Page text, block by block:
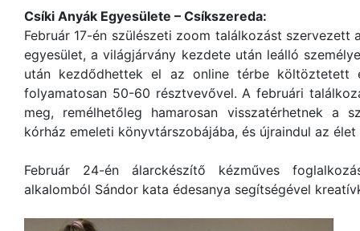
Csíki Anyák Egyesülete – Csíkszereda:
Február 17-én szülészeti zoom találkozást szervezett
egyesület, a világjárvány kezdete után leálló
után kezdődhettek el az online térbe költöztetett
folyamatosan 50-60 résztvevővel. A februári
meg, remélhetőleg hamarosan visszatérhetnek a
kórház emeleti könyvtárszobájába, és újraindul az
Február 24-én álarckészítő kézműves
alkalomból Sándor kata édesanya segítségével